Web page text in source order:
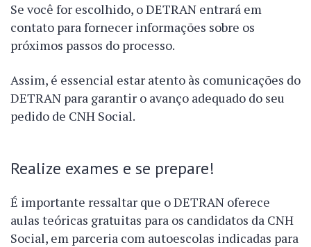
Se você for escolhido, o DETRAN entrará em
contato para fornecer informações sobre os
próximos passos do processo.
Assim, é essencial estar atento às comunicações do
DETRAN para garantir o avanço adequado do seu
pedido de CNH Social.
Realize exames e se prepare!
É importante ressaltar que o DETRAN oferece
aulas teóricas gratuitas para os candidatos da CNH
Social, em parceria com autoescolas indicadas para